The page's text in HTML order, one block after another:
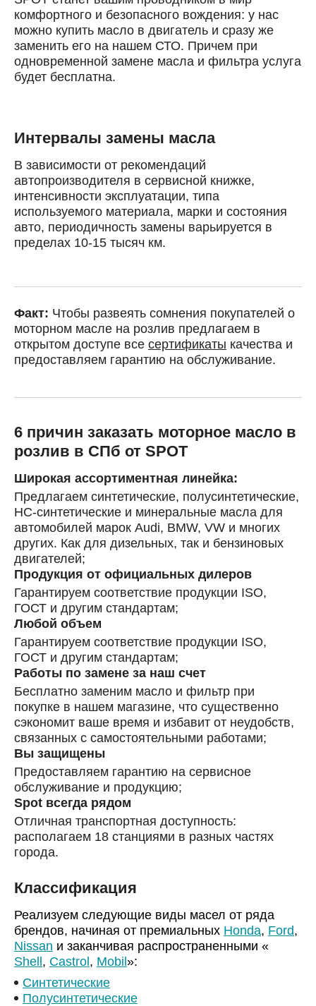
комфортного и безопасного вождения: у нас
можно купить масло в двигатель и сразу же
заменить его на нашем СТО. Причем при
одновременной замене масла и фильтра услуга
будет бесплатна.
Интервалы замены масла
В зависимости от рекомендаций
автопроизводителя в сервисной книжке,
интенсивности эксплуатации, типа
используемого материала, марки и состояния
авто, периодичность замены варьируется в
пределах 10-15 тысяч км.
Факт: Чтобы развеять сомнения покупателей о
моторном масле на розлив предлагаем в
открытом доступе все сертификаты качества и
предоставляем гарантию на обслуживание.
6 причин заказать моторное масло в
розлив в СПб от SPOT
Широкая ассортиментная линейка:
Предлагаем синтетические, полусинтетические,
HC-синтетические и минеральные масла для
автомобилей марок Audi, BMW, VW и многих
других. Как для дизельных, так и бензиновых
двигателей;
Продукция от официальных дилеров
Гарантируем соответствие продукции ISO,
ГОСТ и другим стандартам;
Любой объем
Гарантируем соответствие продукции ISO,
ГОСТ и другим стандартам;
Работы по замене за наш счет
Бесплатно заменим масло и фильтр при
покупке в нашем магазине, что существенно
сэкономит ваше время и избавит от неудобств,
связанных с самостоятельными работами;
Вы защищены
Предоставляем гарантию на сервисное
обслуживание и продукцию;
Spot всегда рядом
Отличная транспортная доступность:
располагаем 18 станциями в разных частях
города.
Классификация
Реализуем следующие виды масел от ряда
брендов, начиная от премиальных Honda, Ford,
Nissan и заканчивая распространенными «
Shell , Castrol , Mobil »:
Синтетические
Полусинтетические
Выберите одну или несколько услуг
История обслуживания
Номер телефона